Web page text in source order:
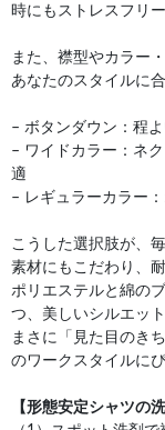
時にもストレスフリー
また、襟型やカラー
あなたのスタイルに
– ボタンダウン：程
– ワイドカラー：ネ
適
– レギュラーカラー
こうした選択肢が、
素材にもこだわり、
ポリエステルと綿の
つ、美しいシルエッ
まさに「見た目のき
のワークスタイルに
【形態安定シャツの洗